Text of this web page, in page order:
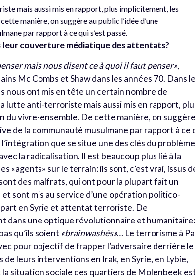
mais aussi mis en rapport, plus implicitement, les
manière, on suggère au public l’idée d’une
par rapport à ce qui s’est passé.
leur couverture médiatique des attentats?
mais nous disent ce à quoi il faut penser»,
Mc Combs et Shaw dans les années 70. Dans
nous ont mis en tête un certain nombre de
lutte anti-terroriste mais aussi mis en rapport,
du vivre-ensemble. De cette manière, on
de la communauté musulmane par rapport à ce
l’intégration que se situe une des clés du
la radicalisation. Il est beaucoup plus lié à la
«agents» sur le terrain: ils sont, c’est vrai, issus
des malfrats, qui ont pour la plupart fait un
sont mis au service d’une opération politico-
en Syrie et attentat terroriste. De
dans une optique révolutionnaire et
qu’ils soient «brainwashés»… Le terrorisme à
pour objectif de frapper l’adversaire derrière le
leurs interventions en Irak, en Syrie, en Lybie,
situation sociale des quartiers de Molenbeek